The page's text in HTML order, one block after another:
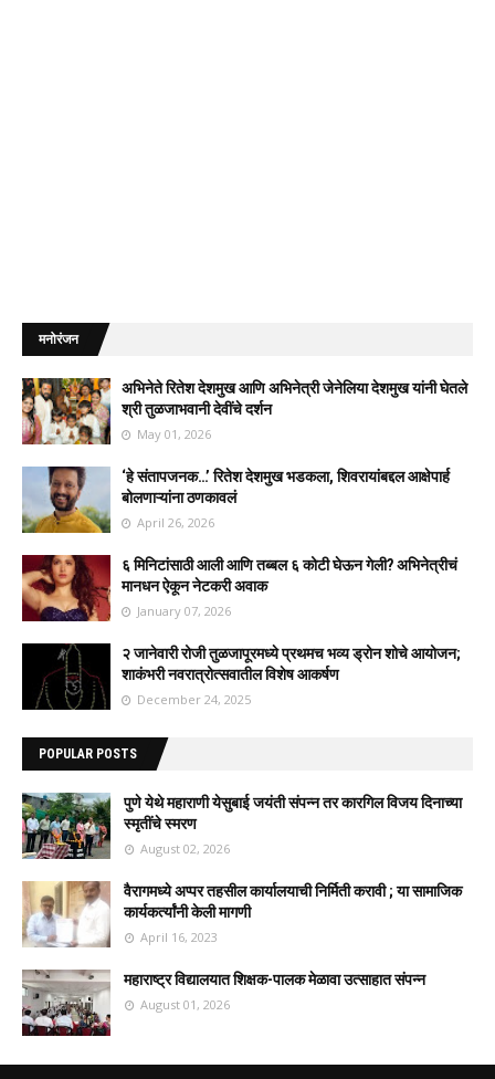
मनोरंजन
अभिनेते रितेश देशमुख आणि अभिनेत्री जेनेलिया देशमुख यांनी घेतले
श्री तुळजाभवानी देवींचे दर्शन
May 01, 2026
‘हे संतापजनक…’ रितेश देशमुख भडकला, शिवरायांबद्दल आक्षेपार्ह
बोलणाऱ्यांना ठणकावलं
April 26, 2026
६ मिनिटांसाठी आली आणि तब्बल ६ कोटी घेऊन गेली? अभिनेत्रीचं
मानधन ऐकून नेटकरी अवाक
January 07, 2026
२ जानेवारी रोजी तुळजापूरमध्ये प्रथमच भव्य ड्रोन शोचे आयोजन;
शाकंभरी नवरात्रोत्सवातील विशेष आकर्षण
December 24, 2025
POPULAR POSTS
पुणे येथे महाराणी येसुबाई जयंती संपन्न तर कारगिल विजय दिनाच्या
स्मृतींचे स्मरण
August 02, 2026
वैरागमध्ये अप्पर तहसील कार्यालयाची निर्मिती करावी ; या सामाजिक
कार्यकर्त्यांनी केली मागणी
April 16, 2023
महाराष्ट्र विद्यालयात शिक्षक-पालक मेळावा उत्साहात संपन्न
August 01, 2026